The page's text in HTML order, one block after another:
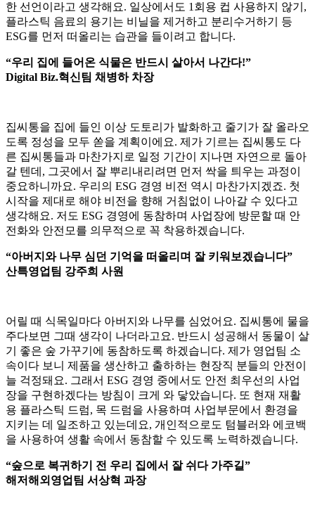
한 선언이라고 생각해요. 일상에서도 1회용 컵 사용하지 않기,
플라스틱 음료의 용기는 비닐을 제거하고 분리수거하기 등
ESG를 먼저 떠올리는 습관을 들이려고 합니다.
“우리 집에 들어온 식물은 반드시 살아서 나간다!”
Digital Biz.혁신팀 채병하 차장
집씨통을 집에 들인 이상 도토리가 발화하고 줄기가 잘 올라오
도록 정성을 모두 쏟을 계획이에요. 제가 기르는 집씨통도 다
른 집씨통들과 마찬가지로 일정 기간이 지나면 자연으로 돌아
갈 텐데, 그곳에서 잘 뿌리내리려면 먼저 싹을 틔우는 과정이
중요하니까요. 우리의 ESG 경영 비전 역시 마찬가지겠죠. 첫
시작을 제대로 해야 비전을 향해 거침없이 나아갈 수 있다고
생각해요. 저도 ESG 경영에 동참하며 사업장에 방문할 때 안
전화와 안전모를 의무적으로 꼭 착용하겠습니다.
“아버지와 나무 심던 기억을 떠올리며 잘 키워보겠습니다”
산특영업팀 강주희 사원
어릴 때 식목일마다 아버지와 나무를 심었어요. 집씨통에 물을
주다보면 그때 생각이 나더라고요. 반드시 성공해서 동물이 살
기 좋은 숲 가꾸기에 동참하도록 하겠습니다. 제가 영업팀 소
속이다 보니 제품을 생산하고 출하하는 현장직 분들의 안전이
늘 걱정돼요. 그래서 ESG 경영 중에서도 안전 최우선의 사업
장을 구현하겠다는 방침이 크게 와 닿았습니다. 또 현재 재활
용 플라스틱 드럼, 목 드럼을 사용하며 사업부문에서 환경을
지키는 데 일조하고 있는데요, 개인적으로도 텀블러와 에코백
을 사용하여 생활 속에서 동참할 수 있도록 노력하겠습니다.
“숲으로 복귀하기 전 우리 집에서 잘 쉬다 가주길”
해저해외영업팀 서상혁 과장